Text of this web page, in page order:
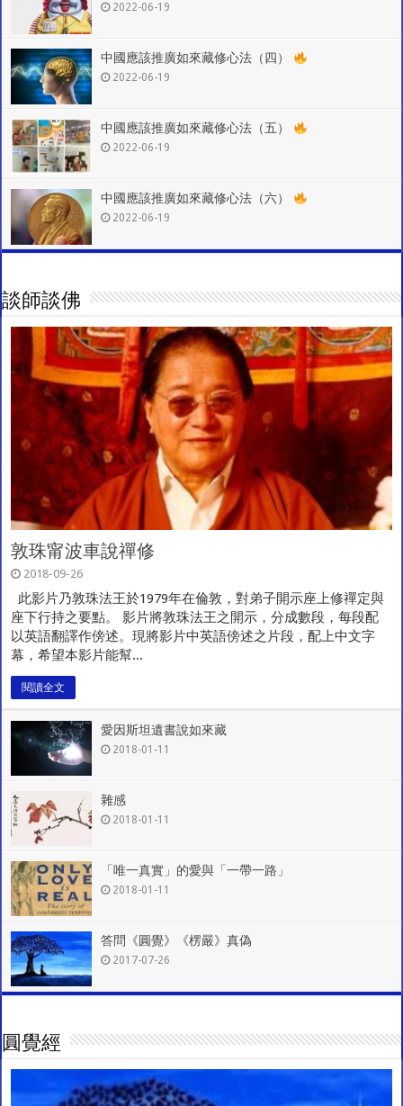
2022-06-19
中國應該推廣如來藏修心法（四）
2022-06-19
中國應該推廣如來藏修心法（五）
2022-06-19
中國應該推廣如來藏修心法（六）
2022-06-19
談師談佛
敦珠甯波車說禪修
2018-09-26
此影片乃敦珠法王於1979年在倫敦，對弟子開示座上修禪定與
座下行持之要點。 影片將敦珠法王之開示，分成數段，每段配
以英語翻譯作傍述。現將影片中英語傍述之片段，配上中文字
幕，希望本影片能幫...
閱讀全文
愛因斯坦遺書說如來藏
2018-01-11
雜感
2018-01-11
「唯一真實」的愛與「一帶一路」
2018-01-11
答問《圓覺》《楞嚴》真偽
2017-07-26
圓覺經